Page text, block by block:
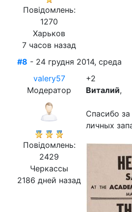
Повідомлень:
1270
Харьков
7 часов назад
#8 - 24 грудня 2014, среда
valery57
Модератор
Повідомлень:
2429
Черкассы
2186 дней назад
+2
Виталий,
Спасибо
личных